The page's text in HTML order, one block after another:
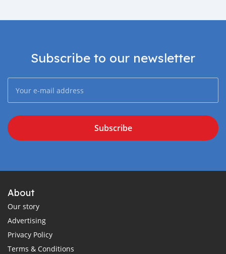
Subscribe to our newsletter
Subscribe
About
Our story
Advertising
Privacy Policy
Terms & Conditions